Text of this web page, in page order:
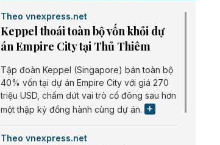
Theo vnexpress.net
Keppel thoái toàn bộ vốn khỏi dự
án Empire City tại Thủ Thiêm
Tập đoàn Keppel (Singapore) bán toàn bộ
40% vốn tại dự án Empire City với giá 270
triệu USD, chấm dứt vai trò cổ đông sau hơn
một thập kỷ đồng hành cùng dự án.
Theo vnexpress.net